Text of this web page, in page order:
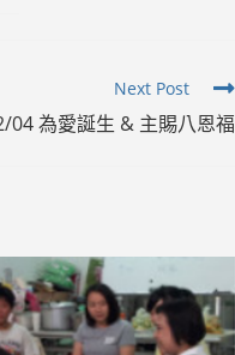
Next Post
04 為愛誕生 & 主賜八恩福